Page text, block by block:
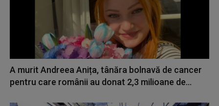
A murit Andreea Anița, tânăra bolnavă de cancer
pentru care românii au donat 2,3 milioane de...